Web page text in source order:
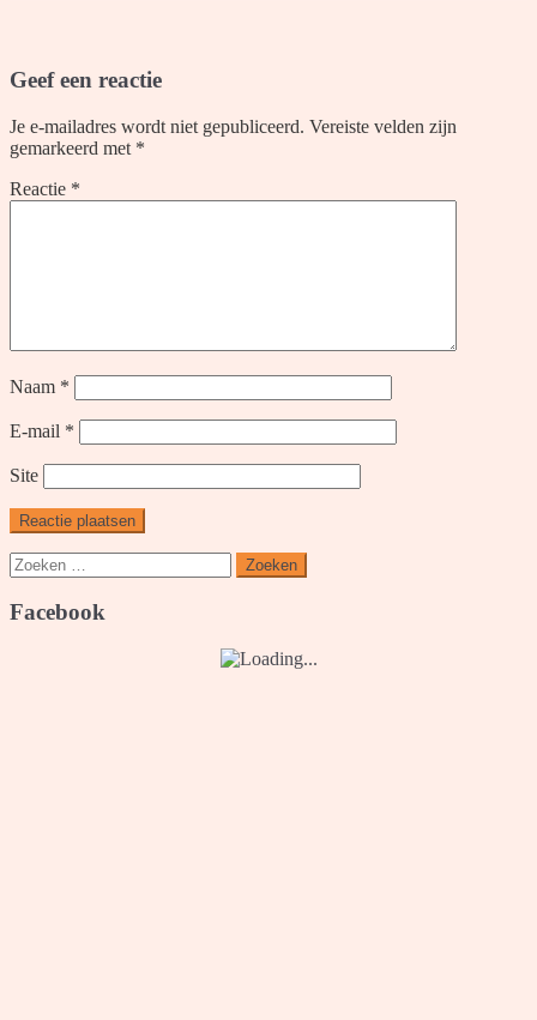
Geef een reactie
Je e-mailadres wordt niet gepubliceerd. Vereiste velden zijn
gemarkeerd met *
Reactie *
Naam *
E-mail *
Site
Zoeken
naar:
Facebook